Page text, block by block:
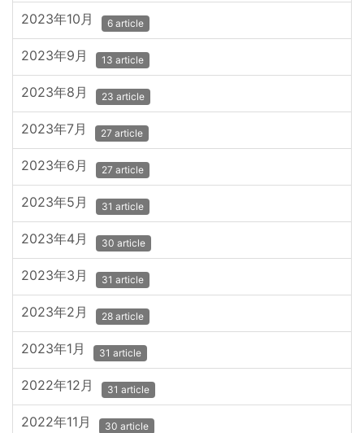
2023年10月 6 article
2023年9月 13 article
2023年8月 23 article
2023年7月 27 article
2023年6月 27 article
2023年5月 31 article
2023年4月 30 article
2023年3月 31 article
2023年2月 28 article
2023年1月 31 article
2022年12月 31 article
2022年11月 30 article